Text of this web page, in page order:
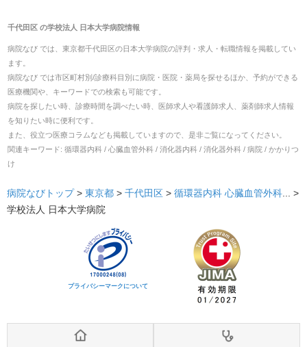
千代田区の学校法人 日本大学病院情報
病院なび では、 東京都千代田区の日本大学病院の評判・求人・転職情報を掲載してい
ます。
病院なび では市区町村別/診療科目別に病院・医院・薬局を探せるほか、予約ができる
医療機関や、キーワードでの検索も可能です。
病院を探したい時、診療時間を調べたい時、医師求人や看護師求人、薬剤師求人情報
を知りたい時に便利です。
また、役立つ医療コラムなども掲載していますので、是非ご覧になってください。
関連キーワード: 循環器内科 / 心臓血管外科 / 消化器内科 / 消化器外科 / 病院 / かかりつ
け
病院なびトップ > 東京都 > 千代田区 > 循環器内科 心臓血管外科... >
学校法人 日本大学病院
プライバシーマークについて